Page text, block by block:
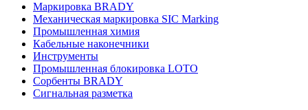
Маркировка BRADY
Механическая маркировка SIC Marking
Промышленная химия
Кабельные наконечники
Инструменты
Промышленная блокировка LOTO
Сорбенты BRADY
Сигнальная разметка